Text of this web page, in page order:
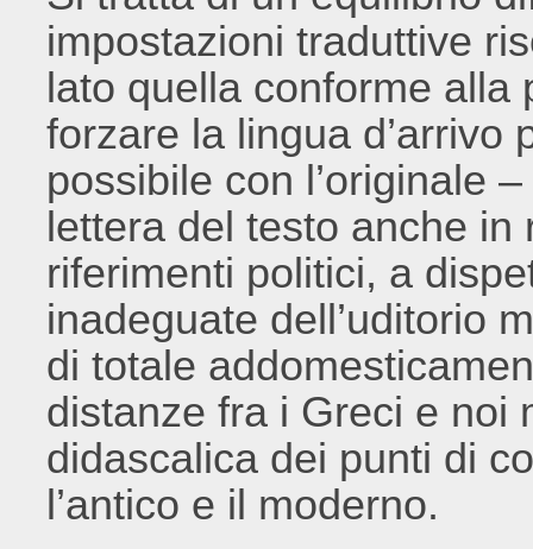
impostazioni traduttive
lato quella conforme alla
forzare la lingua d’arrivo
possibile con l’originale
lettera del testo anche
riferimenti politici, a
inadeguate dell’uditorio
di totale
distanze fra i Greci e noi
didascalica dei punti di
l’antico e il moderno.